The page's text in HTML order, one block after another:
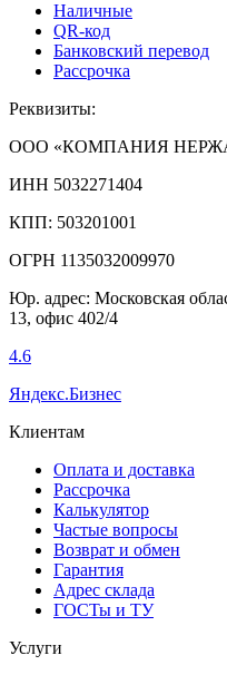
Наличные
QR-код
Банковский перевод
Рассрочка
Реквизиты:
ООО «КОМПАНИЯ
ИНН 5032271404
КПП: 503201001
ОГРН 1135032009970
Юр. адрес: Московская
13, офис 402/4
4.6
Яндекс.Бизнес
Клиентам
Оплата и доставка
Рассрочка
Калькулятор
Частые вопросы
Возврат и обмен
Гарантия
Адрес склада
ГОСТы и ТУ
Услуги